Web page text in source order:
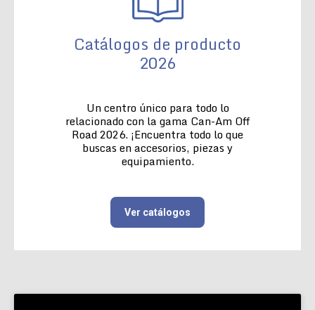
Catálogos de producto
2026
Un centro único para todo lo
relacionado con la gama Can-Am Off
Road 2026. ¡Encuentra todo lo que
buscas en accesorios, piezas y
equipamiento.
Ver catálogos